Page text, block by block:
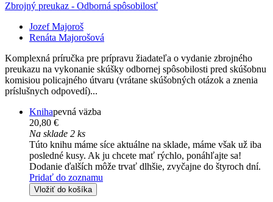
Zbrojný preukaz - Odborná spôsobilosť
Jozef Majoroš
Renáta Majorošová
Komplexná príručka pre prípravu žiadateľa o vydanie zbrojného
preukazu na vykonanie skúšky odbornej spôsobilosti pred skúšobnu
komisiou policajného útvaru (vrátane skúšobných otázok a znenia
príslušnych odpovedí)...
Knihapevná väzba
20,80 €
Na sklade 2 ks
Túto knihu máme síce aktuálne na sklade, máme však už iba
posledné kusy. Ak ju chcete mať rýchlo, ponáhľajte sa!
Dodanie ďalších môže trvať dlhšie, zvyčajne do štyroch dní.
Pridať do zoznamu
Vložiť do košíka